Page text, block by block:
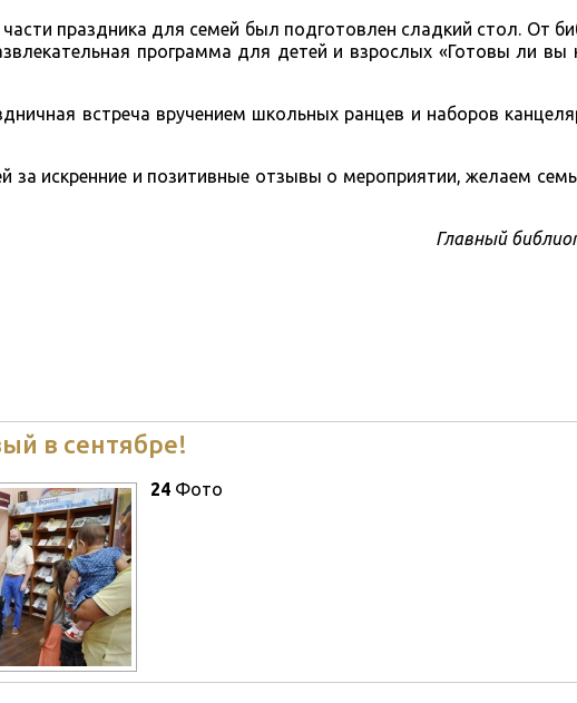
праздника для семей был подготовлен сладкий стол. От
программа для детей и взрослых «Готовы ли вы
встреча вручением школьных ранцев и наборов
за искренние и позитивные отзывы о мероприятии, желаем
Главный
в сентябре!
24 Фото